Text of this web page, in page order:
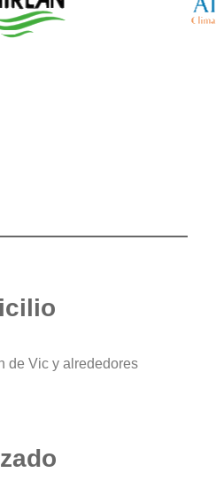
de Vic y alrededores